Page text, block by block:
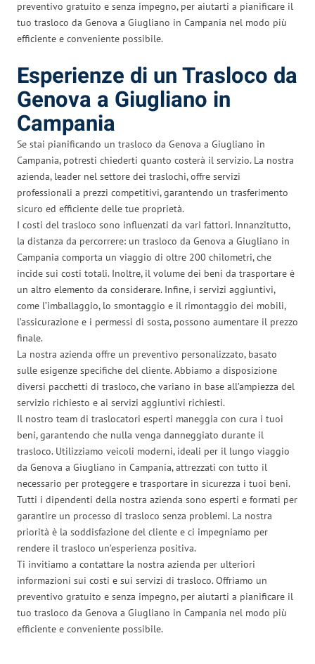
preventivo gratuito e senza impegno, per aiutarti a pianificare il
tuo trasloco da Genova a Giugliano in Campania nel modo più
efficiente e conveniente possibile.
Esperienze di un Trasloco da
Genova a Giugliano in
Campania
Se stai pianificando un trasloco da Genova a Giugliano in
Campania, potresti chiederti quanto costerà il servizio. La nostra
azienda, leader nel settore dei traslochi, offre servizi
professionali a prezzi competitivi, garantendo un trasferimento
sicuro ed efficiente delle tue proprietà.
I costi del trasloco sono influenzati da vari fattori. Innanzitutto,
la distanza da percorrere: un trasloco da Genova a Giugliano in
Campania comporta un viaggio di oltre 200 chilometri, che
incide sui costi totali. Inoltre, il volume dei beni da trasportare è
un altro elemento da considerare. Infine, i servizi aggiuntivi,
come l’imballaggio, lo smontaggio e il rimontaggio dei mobili,
l’assicurazione e i permessi di sosta, possono aumentare il prezzo
finale.
La nostra azienda offre un preventivo personalizzato, basato
sulle esigenze specifiche del cliente. Abbiamo a disposizione
diversi pacchetti di trasloco, che variano in base all’ampiezza del
servizio richiesto e ai servizi aggiuntivi richiesti.
Il nostro team di traslocatori esperti maneggia con cura i tuoi
beni, garantendo che nulla venga danneggiato durante il
trasloco. Utilizziamo veicoli moderni, ideali per il lungo viaggio
da Genova a Giugliano in Campania, attrezzati con tutto il
necessario per proteggere e trasportare in sicurezza i tuoi beni.
Tutti i dipendenti della nostra azienda sono esperti e formati per
garantire un processo di trasloco senza problemi. La nostra
priorità è la soddisfazione del cliente e ci impegniamo per
rendere il trasloco un’esperienza positiva.
Ti invitiamo a contattare la nostra azienda per ulteriori
informazioni sui costi e sui servizi di trasloco. Offriamo un
preventivo gratuito e senza impegno, per aiutarti a pianificare il
tuo trasloco da Genova a Giugliano in Campania nel modo più
efficiente e conveniente possibile.